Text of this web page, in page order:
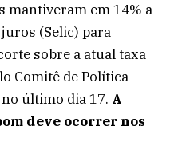
mantiveram em 14% a
(Selic) para
sobre a atual taxa
Comitê de Política
último dia 17. A
deve ocorrer nos